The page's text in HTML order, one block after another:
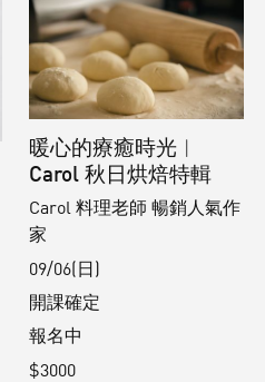
暖心的療癒時光︱
Carol 秋日烘焙特輯
Carol 料理老師 暢銷人氣作
家
09/06(日)
開課確定
報名中
$3000